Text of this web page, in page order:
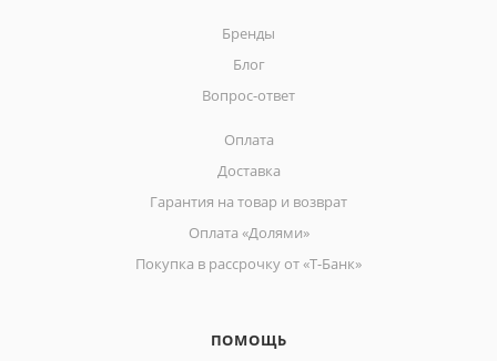
Бренды
Блог
Вопрос-ответ
Оплата
Доставка
Гарантия на товар и возврат
Оплата «Долями»
Покупка в рассрочку от «Т-Банк»
ПОМОЩЬ